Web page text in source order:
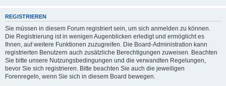
REGISTRIEREN
Sie müssen in diesem Forum registriert sein, um sich anmelden zu können.
Die Registrierung ist in wenigen Augenblicken erledigt und ermöglicht es
Ihnen, auf weitere Funktionen zuzugreifen. Die Board-Administration kann
registrierten Benutzern auch zusätzliche Berechtigungen zuweisen. Beachten
Sie bitte unsere Nutzungsbedingungen und die verwandten Regelungen,
bevor Sie sich registrieren. Bitte beachten Sie auch die jeweiligen
Forenregeln, wenn Sie sich in diesem Board bewegen.